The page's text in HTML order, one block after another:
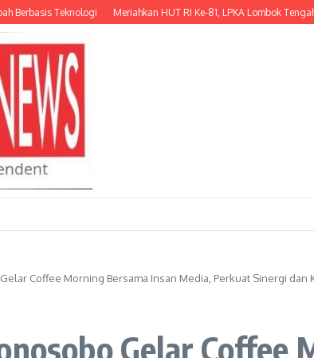
Teknologi Meriahkan HUT RI Ke-81, LPKA Lombok Tengah Ikuti
Coffee Morning Bersama Insan Media, Perkuat Sinergi dan
Gelar Coffee